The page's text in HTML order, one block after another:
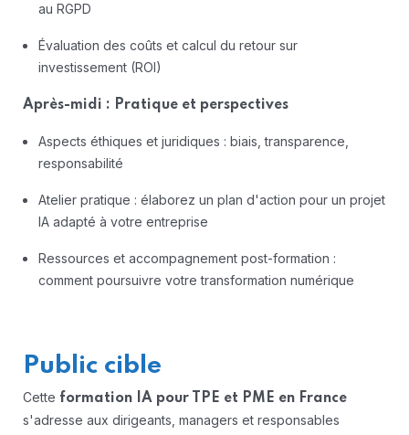
au RGPD
Évaluation des coûts et calcul du retour sur
investissement (ROI)
Après-midi : Pratique et perspectives
Aspects éthiques et juridiques : biais, transparence,
responsabilité
Atelier pratique : élaborez un plan d'action pour un projet
IA adapté à votre entreprise
Ressources et accompagnement post-formation :
comment poursuivre votre transformation numérique
Public cible
Cette formation IA pour TPE et PME en France
s'adresse aux dirigeants, managers et responsables